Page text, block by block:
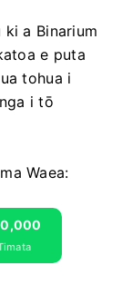
a Binarium
e puta
tohua i
i tō
Waea: